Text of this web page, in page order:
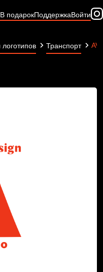
В подарокПоддержкаВойти
Транспорт